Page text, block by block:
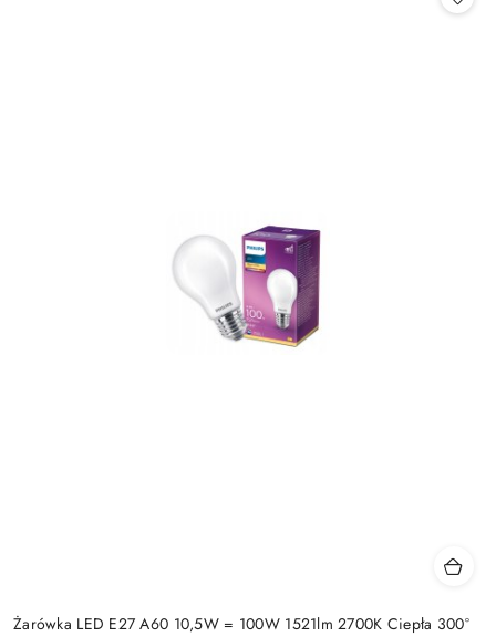
Żarówka LED E27 A60 10,5W = 100W 1521lm 2700K Ciepła 300°